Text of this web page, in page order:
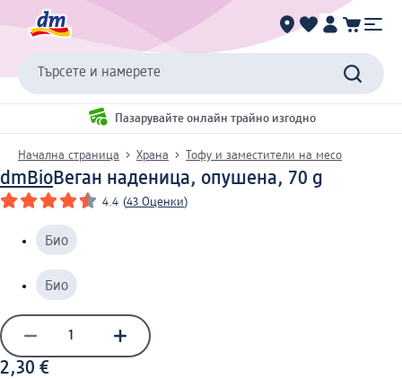
Търсете и намерете
Пазарувайте онлайн трайно изгодно
Начална страница Храна Тофу и заместители на месо
dmBioВеган наденица, опушена, 70 g
4.4 (43 Оценки)
Био
Био
2,30 €